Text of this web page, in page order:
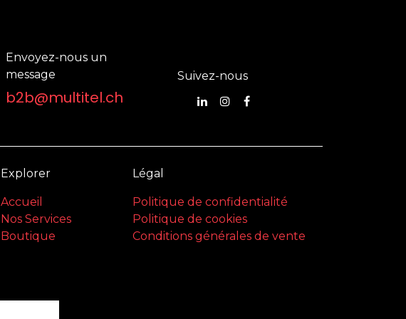
Envoyez-nous un
message
b2b@multitel.ch
Suivez-nous
Légal
Politique de confidentialité
Politique de cookies
Conditions générales de vente
Explorer
Accueil
Nos Services
Boutique